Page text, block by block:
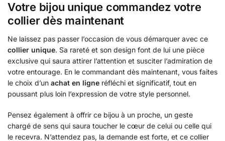
Votre bijou unique commandez votre
collier dès maintenant
Ne laissez pas passer l’occasion de vous démarquer avec ce
collier unique. Sa rareté et son design font de lui une pièce
exclusive qui saura attirer l’attention et susciter l’admiration de
votre entourage. En le commandant dès maintenant, vous faites
le choix d’un achat en ligne réfléchi et significatif, tout en
poussant plus loin l’expression de votre style personnel.
Pensez également à offrir ce bijou à un proche, un geste
chargé de sens qui saura toucher le cœur de celui ou celle qui
le recevra. N’attendez pas, la demande est forte, et ce collier